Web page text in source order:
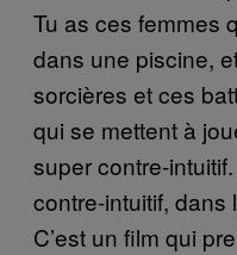
Tu as ces femmes
dans une piscine,
sorcières et ces
qui se mettent à
super contre-
contre-intuitif, dans
C’est un film qui